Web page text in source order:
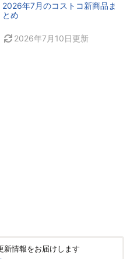
2026年7月のコストコ新商品ま
とめ
2026年7月10日更新
新情報をお届けします